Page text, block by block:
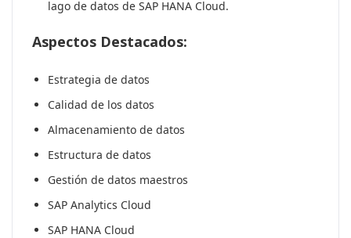
lago de datos de SAP HANA Cloud.
Aspectos Destacados:
Estrategia de datos
Calidad de los datos
Almacenamiento de datos
Estructura de datos
Gestión de datos maestros
SAP Analytics Cloud
SAP HANA Cloud